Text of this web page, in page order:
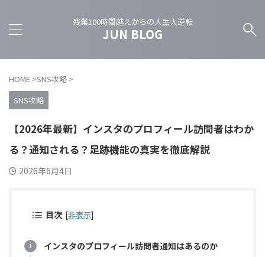
残業100時間越えからの人生大逆転
JUN BLOG
HOME >SNS攻略 >
SNS攻略
【2026年最新】インスタのプロフィール訪問者はわか
る？通知される？足跡機能の真実を徹底解説
2026年6月4日
目次 [非表示]
インスタのプロフィール訪問者通知はあるのか